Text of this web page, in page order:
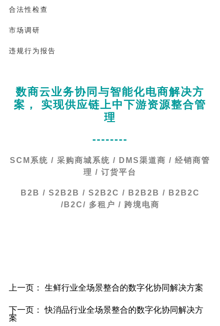
合法性检查
市场调研
违规行为报告
数商云业务协同与智能化电商解决方
案， 实现供应链上中下游资源整合管
理
--------
SCM系统 / 采购商城系统 / DMS渠道商 / 经销商管
理 / 订货平台
B2B / S2B2B / S2B2C / B2B2B / B2B2C
/B2C/ 多租户 / 跨境电商
上一页： 生鲜行业全场景整合的数字化协同解决方案
下一页：快消品行业全场景整合的数字化协同解决方
案